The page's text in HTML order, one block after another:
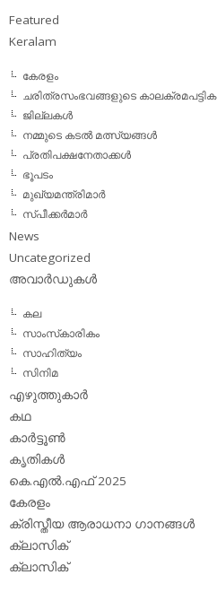
Featured
Keralam
കേരളം
ചരിത്രസംഭവങ്ങളുടെ കാലക്രമപട്ടിക
ജില്ലകള്‍
നമ്മുടെ കടല്‍ മത്സ്യങ്ങള്‍
പ്രതിപക്ഷനേതാക്കള്‍
ഭൂപടം
മുഖ്യമന്ത്രിമാര്‍
സ്പീക്കര്‍മാര്‍
News
Uncategorized
അവാര്‍ഡുകള്‍
കല
സാംസ്‌കാരികം
സാഹിത്യം
സിനിമ
എഴുത്തുകാര്‍
കഥ
കാര്‍ട്ടൂണ്‍
കൃതികള്‍
കെ.എല്‍.എഫ് 2025
കേരളം
ക്രിസ്തീയ ആരാധനാ ഗാനങ്ങള്‍
ക്ലാസിക്‌
ക്ലാസിക്